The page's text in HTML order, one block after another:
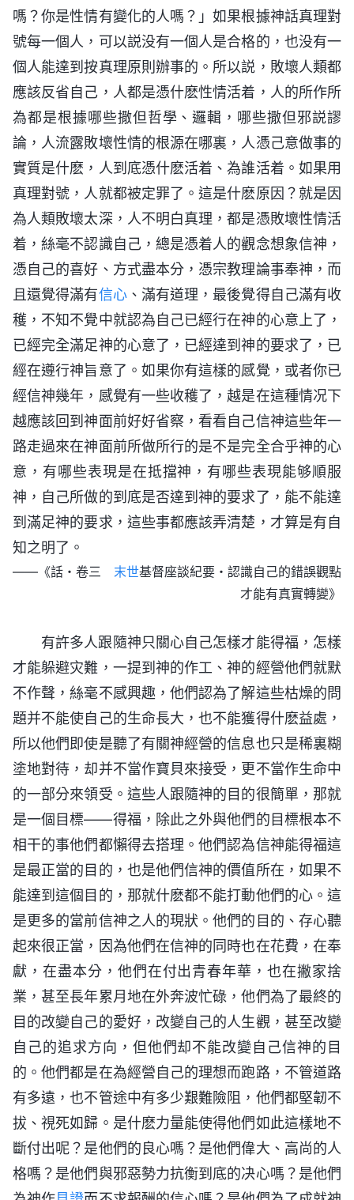
嗎？你是性情有變化的人嗎？」如果根據神話真理對
號每一個人，可以説没有一個人是合格的，也没有一
個人能達到按真理原則辦事的。所以説，敗壞人類都
應該反省自己，人都是憑什麽性情活着，人的所作所
為都是根據哪些撒但哲學、邏輯，哪些撒但邪説謬
論，人流露敗壞性情的根源在哪裏，人憑己意做事的
實質是什麽，人到底憑什麽活着、為誰活着。如果用
真理對號，人就都被定罪了。這是什麽原因？就是因
為人類敗壞太深，人不明白真理，都是憑敗壞性情活
着，絲毫不認識自己，總是憑着人的觀念想象信神，
憑自己的喜好、方式盡本分，憑宗教理論事奉神，而
且還覺得滿有信心、滿有道理，最後覺得自己滿有收
穫，不知不覺中就認為自己已經行在神的心意上了，
已經完全滿足神的心意了，已經達到神的要求了，已
經在遵行神旨意了。如果你有這樣的感覺，或者你已
經信神幾年，感覺有一些收穫了，越是在這種情况下
越應該回到神面前好好省察，看看自己信神這些年一
路走過來在神面前所做所行的是不是完全合乎神的心
意，有哪些表現是在抵擋神，有哪些表現能够順服
神，自己所做的到底是否達到神的要求了，能不能達
到滿足神的要求，這些事都應該弄清楚，才算是有自
知之明了。
——《話・卷三 末世基督座談紀要・認識自己的錯誤觀點
才能有真實轉變》
有許多人跟隨神只關心自己怎樣才能得福，怎樣
才能躲避灾難，一提到神的作工、神的經營他們就默
不作聲，絲毫不感興趣，他們認為了解這些枯燥的問
題并不能使自己的生命長大，也不能獲得什麽益處，
所以他們即使是聽了有關神經營的信息也只是稀裏糊
塗地對待，却并不當作寶貝來接受，更不當作生命中
的一部分來領受。這些人跟隨神的目的很簡單，那就
是一個目標——得福，除此之外與他們的目標根本不
相干的事他們都懶得去搭理。他們認為信神能得福這
是最正當的目的，也是他們信神的價值所在，如果不
能達到這個目的，那就什麽都不能打動他們的心。這
是更多的當前信神之人的現狀。他們的目的、存心聽
起來很正當，因為他們在信神的同時也在花費，在奉
獻，在盡本分，他們在付出青春年華，也在撇家捨
業，甚至長年累月地在外奔波忙碌，他們為了最終的
目的改變自己的愛好，改變自己的人生觀，甚至改變
自己的追求方向，但他們却不能改變自己信神的目
的。他們都是在為經營自己的理想而跑路，不管道路
有多遠，也不管途中有多少艱難險阻，他們都堅韌不
拔、視死如歸。是什麽力量能使得他們如此這樣地不
斷付出呢？是他們的良心嗎？是他們偉大、高尚的人
格嗎？是他們與邪惡勢力抗衡到底的决心嗎？是他們